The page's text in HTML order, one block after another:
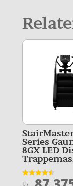
Series
8GX LED
Vurderet